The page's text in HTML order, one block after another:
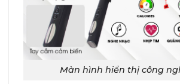
Màn hình hiển thị công